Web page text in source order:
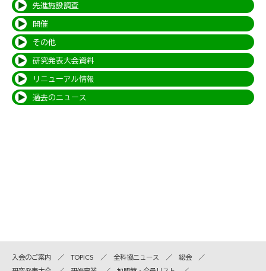
先進施設調査
開催
その他
研究発表大会資料
リニューアル情報
過去のニュース
入会のご案内 TOPICS 全科協ニュース
総会